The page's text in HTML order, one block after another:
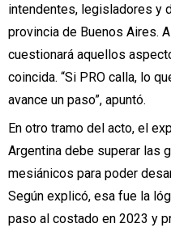
intendentes, legisladores y
provincia de Buenos Aires.
cuestionará aquellos
coincida. “Si PRO calla, lo
avance un paso”, apuntó.
En otro tramo del acto, el
Argentina debe superar las
mesiánicos para poder
Según explicó, esa fue la
paso al costado en 2023 y